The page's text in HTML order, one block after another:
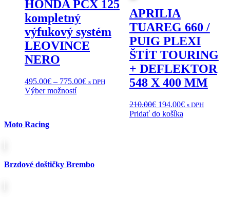
HONDA PCX 125
kompletný
výfukový systém
LEOVINCE
NERO
495.00€ – 775.00€Price
s DPH
Výber možnostíTento
vybrať
APRILIA
TUAREG 660 /
PUIG PLEXI
ŠTÍT TOURING
+ DEFLEKTOR
548 X 400 MM
210.00€ Pôvodná
cena
194.00€Aktuálna
s DPH
Pridať do košíka
Moto Racing
Brzdové doštičky Brembo